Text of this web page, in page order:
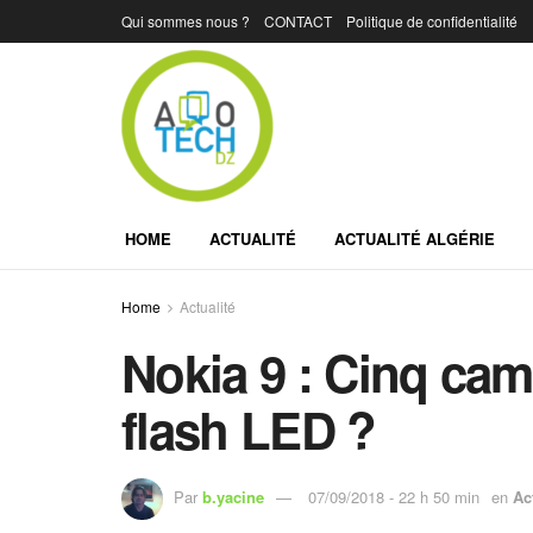
Qui sommes nous ? CONTACT Politique de confidentialité
HOME ACTUALITÉ ACTUALITÉ ALGÉRIE
Home Actualité
Nokia 9 : Cinq
flash LED ?
Par b.yacine 07/09/2018 - 22 h 50 min en